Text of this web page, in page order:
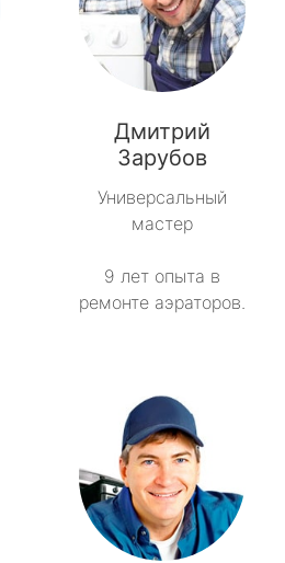
Дмитрий
Зарубов
Универсальный
мастер
9 лет опыта в
ремонте аэраторов.